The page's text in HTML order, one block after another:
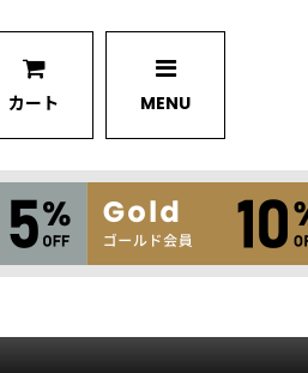
カート MENU